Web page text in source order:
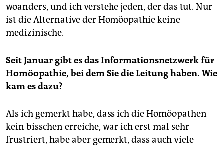
woanders, und ich verstehe jeden, der das tut. Nur
ist die Alternative der Homöopathie keine
medizinische.
Seit Januar gibt es das Informationsnetzwerk für
Homöopathie, bei dem Sie die Leitung haben. Wie
kam es dazu?
Als ich gemerkt habe, dass ich die Homöopathen
kein bisschen erreiche, war ich erst mal sehr
frustriert, habe aber gemerkt, dass auch viele